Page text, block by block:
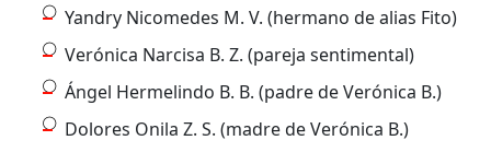
Yandry Nicomedes M. V. (hermano de alias Fito)
Verónica Narcisa B. Z. (pareja sentimental)
Ángel Hermelindo B. B. (padre de Verónica B.)
Dolores Onila Z. S. (madre de Verónica B.)